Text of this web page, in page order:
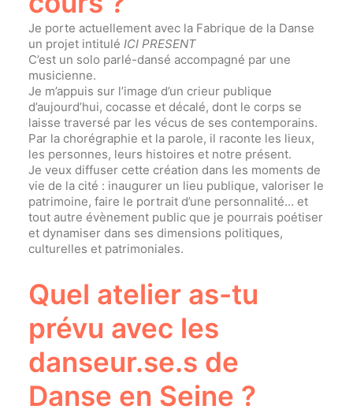
Je porte actuellement avec la Fabrique de la Danse
un projet intitulé ICI PRESENT
C’est un solo parlé-dansé accompagné par une
musicienne.
Je m’appuis sur l’image d’un crieur publique
d’aujourd’hui, cocasse et décalé, dont le corps se
laisse traversé par les vécus de ses contemporains.
Par la chorégraphie et la parole, il raconte les lieux,
les personnes, leurs histoires et notre présent.
Je veux diffuser cette création dans les moments de
vie de la cité : inaugurer un lieu publique, valoriser le
patrimoine, faire le portrait d’une personnalité… et
tout autre évènement public que je pourrais poétiser
et dynamiser dans ses dimensions politiques,
culturelles et patrimoniales.
Quel atelier as-tu
prévu avec les
danseur.se.s de
Danse en Seine ?